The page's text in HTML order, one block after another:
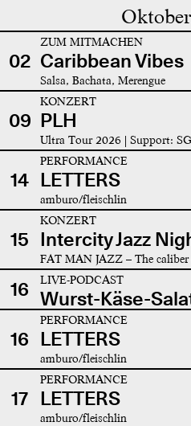
02
ZUM MITMACHEN
Caribbean Vibes
Salsa, Bachata, Merengue
09
KONZERT
PLH
Ultra Tour 2026 | Support:
14
PERFORMANCE
LETTERS
amburo/fleischlin
15
KONZERT
Intercity Jazz
FAT MAN JAZZ – The
16 LIVE-PODCAST
Wurst-Käse-
16
PERFORMANCE
LETTERS
amburo/fleischlin
17
PERFORMANCE
LETTERS
amburo/fleischlin